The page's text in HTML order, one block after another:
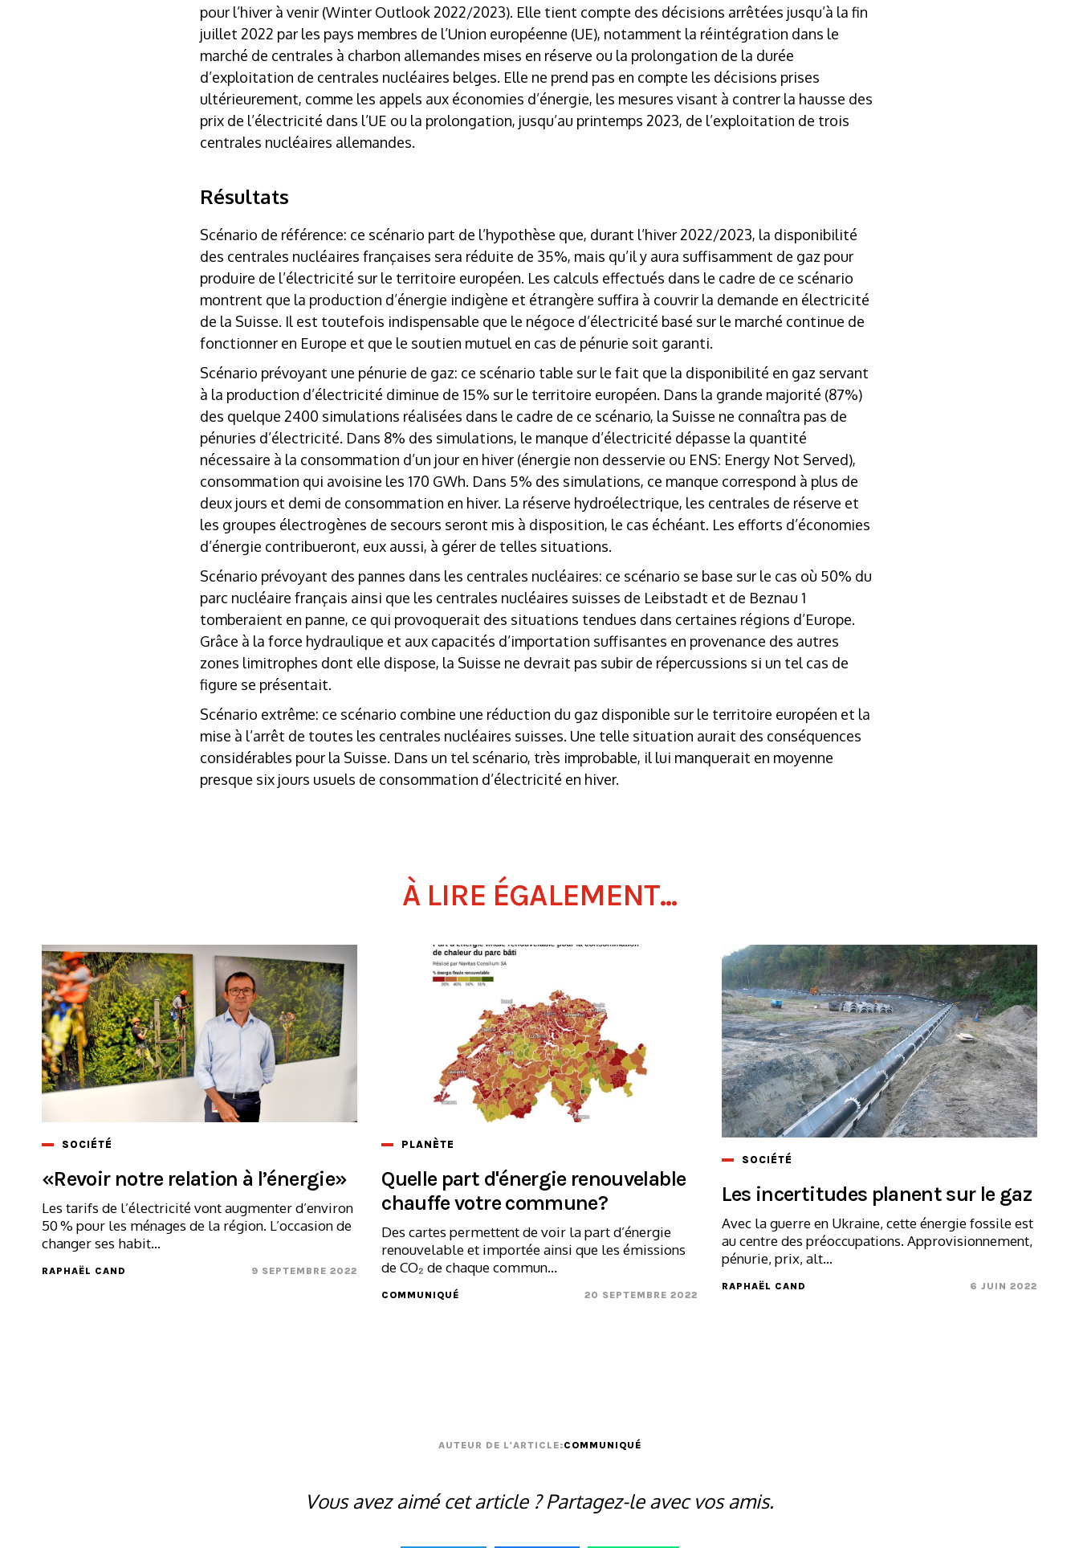
pour l’hiver à venir (Winter Outlook 2022/2023). Elle tient compte des décisions arrêtées jusqu’à la fin
juillet 2022 par les pays membres de l’Union européenne (UE), notamment la réintégration dans le
marché de centrales à charbon allemandes mises en réserve ou la prolongation de la durée
d’exploitation de centrales nucléaires belges. Elle ne prend pas en compte les décisions prises
ultérieurement, comme les appels aux économies d’énergie, les mesures visant à contrer la hausse des
prix de l’électricité dans l’UE ou la prolongation, jusqu’au printemps 2023, de l’exploitation de trois
centrales nucléaires allemandes.
Résultats
Scénario de référence: ce scénario part de l’hypothèse que, durant l’hiver 2022/2023, la disponibilité
des centrales nucléaires françaises sera réduite de 35%, mais qu’il y aura suffisamment de gaz pour
produire de l’électricité sur le territoire européen. Les calculs effectués dans le cadre de ce scénario
montrent que la production d’énergie indigène et étrangère suffira à couvrir la demande en électricité
de la Suisse. Il est toutefois indispensable que le négoce d’électricité basé sur le marché continue de
fonctionner en Europe et que le soutien mutuel en cas de pénurie soit garanti.
Scénario prévoyant une pénurie de gaz: ce scénario table sur le fait que la disponibilité en gaz servant
à la production d’électricité diminue de 15% sur le territoire européen. Dans la grande majorité (87%)
des quelque 2400 simulations réalisées dans le cadre de ce scénario, la Suisse ne connaîtra pas de
pénuries d’électricité. Dans 8% des simulations, le manque d’électricité dépasse la quantité
nécessaire à la consommation d’un jour en hiver (énergie non desservie ou ENS: Energy Not Served),
consommation qui avoisine les 170 GWh. Dans 5% des simulations, ce manque correspond à plus de
deux jours et demi de consommation en hiver. La réserve hydroélectrique, les centrales de réserve et
les groupes électrogènes de secours seront mis à disposition, le cas échéant. Les efforts d’économies
d’énergie contribueront, eux aussi, à gérer de telles situations.
Scénario prévoyant des pannes dans les centrales nucléaires: ce scénario se base sur le cas où 50% du
parc nucléaire français ainsi que les centrales nucléaires suisses de Leibstadt et de Beznau 1
tomberaient en panne, ce qui provoquerait des situations tendues dans certaines régions d’Europe.
Grâce à la force hydraulique et aux capacités d’importation suffisantes en provenance des autres
zones limitrophes dont elle dispose, la Suisse ne devrait pas subir de répercussions si un tel cas de
figure se présentait.
Scénario extrême: ce scénario combine une réduction du gaz disponible sur le territoire européen et la
mise à l’arrêt de toutes les centrales nucléaires suisses. Une telle situation aurait des conséquences
considérables pour la Suisse. Dans un tel scénario, très improbable, il lui manquerait en moyenne
presque six jours usuels de consommation d’électricité en hiver.
À LIRE ÉGALEMENT...
SOCIÉTÉ
«Revoir notre relation à l’énergie»
Les tarifs de l’électricité vont augmenter d’environ
50 % pour les ménages de la région. L’occasion de
changer ses habit...
RAPHAËL CAND 9 SEPTEMBRE 2022
PLANÈTE
Quelle part d'énergie renouvelable
chauffe votre commune?
Des cartes permettent de voir la part d’énergie
renouvelable et importée ainsi que les émissions
de CO₂ de chaque commun...
COMMUNIQUÉ 20 SEPTEMBRE 2022
SOCIÉTÉ
Les incertitudes planent sur le gaz
Avec la guerre en Ukraine, cette énergie fossile est
au centre des préoccupations. Approvisionnement,
pénurie, prix, alt...
RAPHAËL CAND 6 JUIN 2022
AUTEUR DE L'ARTICLE:COMMUNIQUÉ
Vous avez aimé cet article ? Partagez-le avec vos amis.